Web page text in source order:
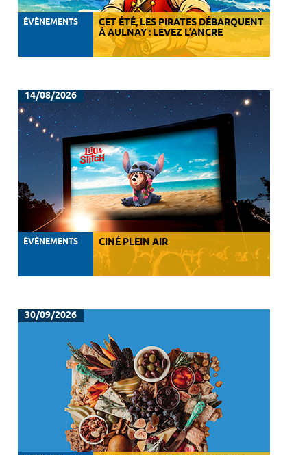
ÉVÈNEMENTS CET ÉTÉ, LES PIRATES DÉBARQUENT
À AULNAY : LEVEZ L’ANCRE
14/08/2026
ÉVÈNEMENTS CINÉ PLEIN AIR
30/09/2026